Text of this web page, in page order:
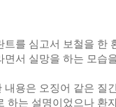
트를 심고서 보철을 한
면서 실망을 하는 모습
내용은 오징어 같은 질
하는 설명이었으나 환